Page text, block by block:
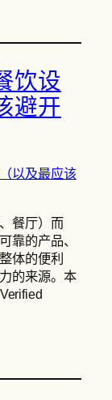
饮设
避开
餐厅）而
靠的产品、
体的便利
的来源。本